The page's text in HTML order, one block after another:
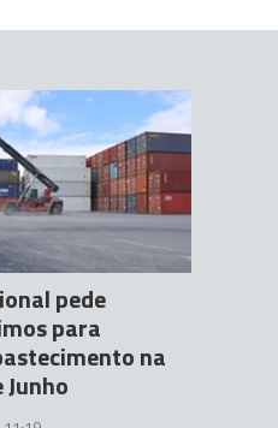
pede
para
na